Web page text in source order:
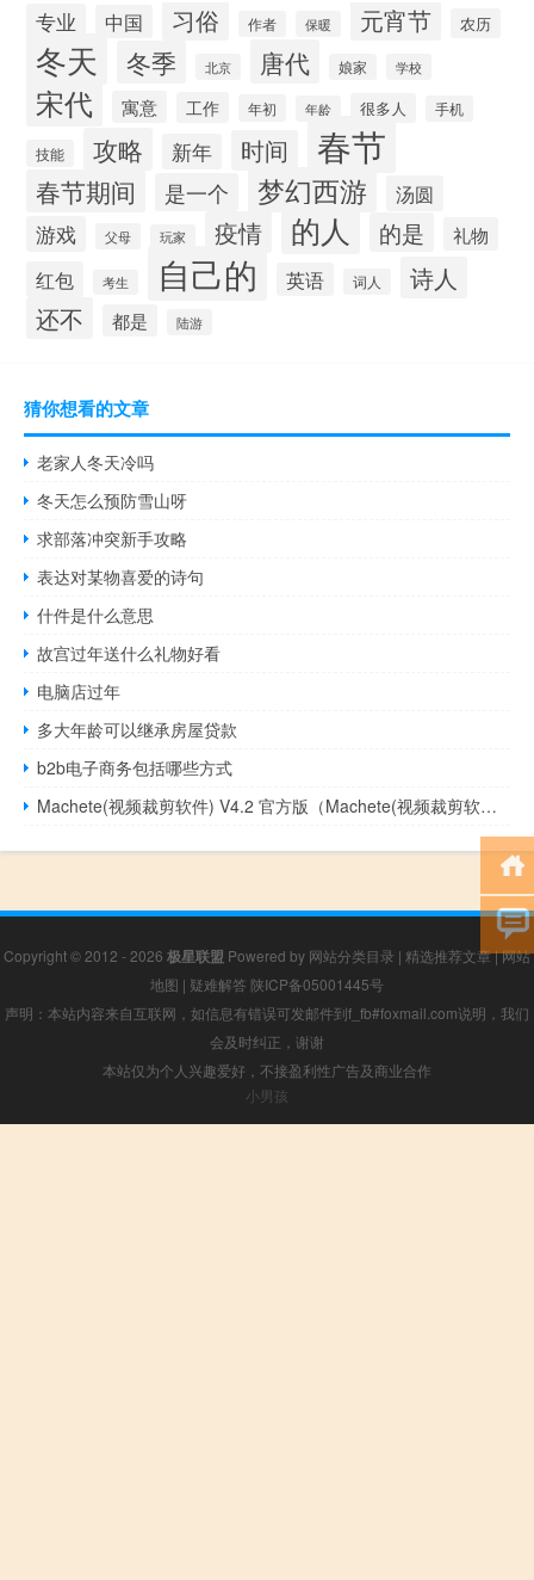
专业 中国 习俗 作者 保暖 元宵节 农历
冬天 冬季 北京 唐代 娘家 学校
宋代 寓意 工作 年初 年龄 很多人 手机
技能 攻略 新年 时间 春节
春节期间 是一个 梦幻西游
汤圆
游戏
父母 玩家 疫情 的人 的是 礼物
红包 考生 自己的 英语 词人
诗人
还不
都是 陆游
猜你想看的文章
老家人冬天冷吗
冬天怎么预防雪山呀
求部落冲突新手攻略
表达对某物喜爱的诗句
什件是什么意思
故宫过年送什么礼物好看
电脑店过年
多大年龄可以继承房屋贷款
b2b电子商务包括哪些方式
Machete(视频裁剪软件) V4.2 官方版（Machete(视频裁剪软件) V4.2 官方版功能简介）
Copyright © 2012 - 2026 极星联盟 Powered by 网站分类目录 | 精选推荐文章|网站
地图 | 疑难解答 陕ICP备05001445号
声明：本站内容来自互联网，如信息有错误可发邮件到f_fb#foxmail.com说明，我们
会及时纠正，谢谢
本站仅为个人兴趣爱好，不接盈利性广告及商业合作
小男孩